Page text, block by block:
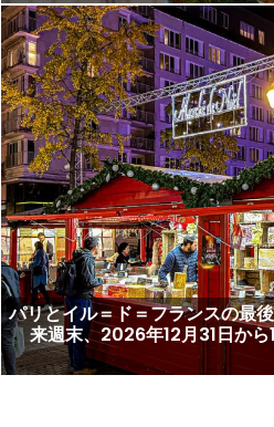
パリとイル＝ド＝フランスの最
来週末、2026年12月31日か